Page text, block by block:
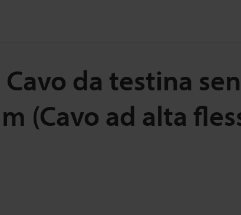
da testina
(Cavo ad alta